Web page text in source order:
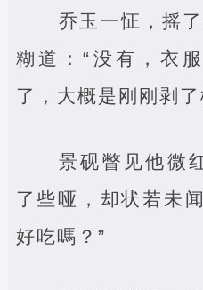
乔玉一怔，摇
糊道：“没有，衣
了，大概是刚刚剥了
景砚瞥见他微
了些哑，却状若未
好吃嗎？”